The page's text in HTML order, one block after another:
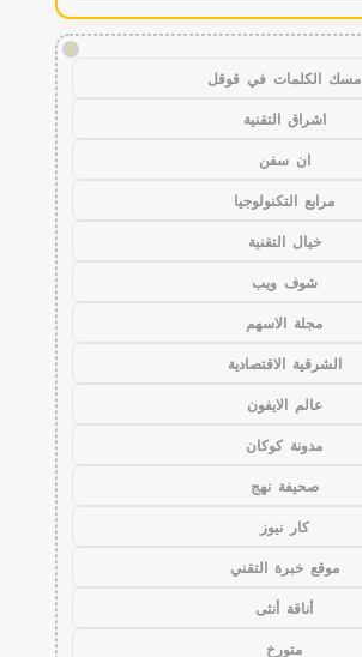
!
مسك الكلمات في قوقل
اشراق التقنية
ان سفن
مرابع التكنولوجيا
خيال التقنية
شوف ويب
مجلة الاسهم
الشرقية الاقتصادية
عالم الايفون
مدونة كوكان
صحيفة نهج
كار نيوز
موقع خبرة التقني
أناقة أنثى
متورخ